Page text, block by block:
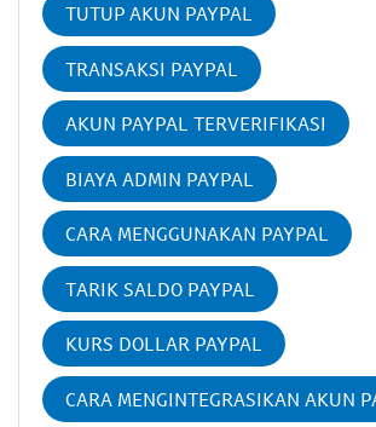
TUTUP AKUN PAYPAL
TRANSAKSI PAYPAL
AKUN PAYPAL TERVERIFIKASI
BIAYA ADMIN PAYPAL
CARA MENGGUNAKAN PAYPAL
TARIK SALDO PAYPAL
KURS DOLLAR PAYPAL
CARA MENGINTEGRASIKAN AKUN